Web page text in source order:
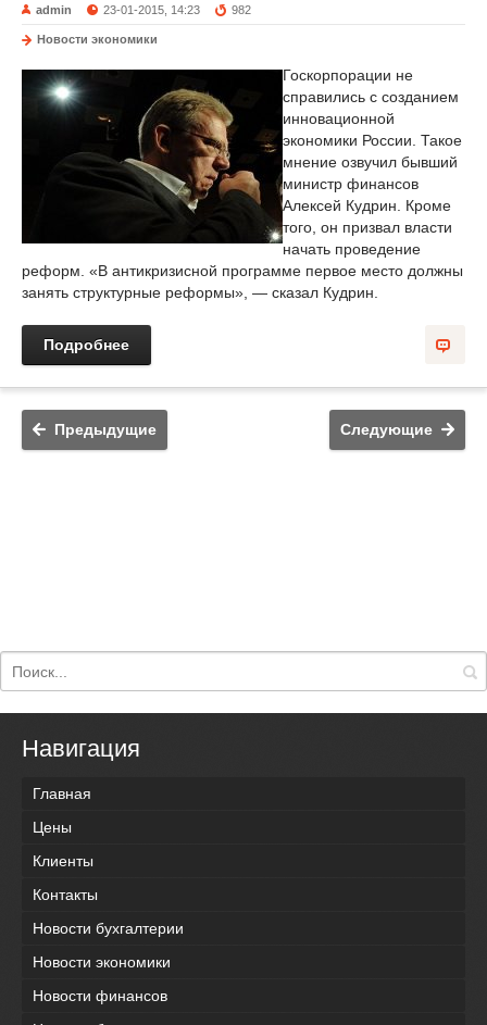
admin 23-01-2015, 14:23 982
Новости экономики
Госкорпорации не
справились с созданием
инновационной
экономики России. Такое
мнение озвучил бывший
министр финансов
Алексей Кудрин. Кроме
того, он призвал власти
начать проведение
реформ. «В антикризисной программе первое место должны
занять структурные реформы», — сказал Кудрин.
Подробнее
Предыдущие Следующие
Навигация
Главная
Цены
Клиенты
Контакты
Новости бухгалтерии
Новости экономики
Новости финансов